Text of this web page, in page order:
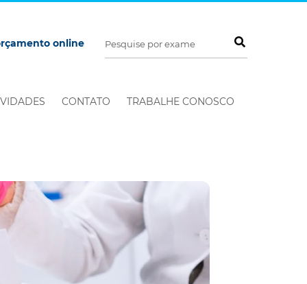
online
CONTATO TRABALHE CONOSCO